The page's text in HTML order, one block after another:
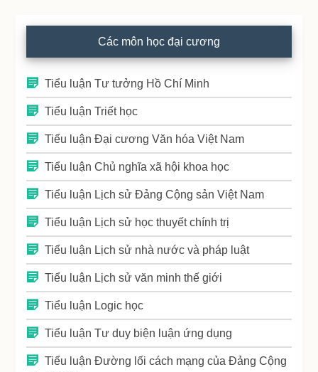
Các môn học đại cương
Tiểu luận Tư tưởng Hồ Chí Minh
Tiểu luận Triết học
Tiểu luận Đại cương Văn hóa Việt Nam
Tiểu luận Chủ nghĩa xã hội khoa học
Tiểu luận Lịch sử Đảng Cộng sản Việt Nam
Tiểu luận Lịch sử học thuyết chính trị
Tiểu luận Lịch sử nhà nước và pháp luật
Tiểu luận Lịch sử văn minh thế giới
Tiểu luận Logic học
Tiểu luận Tư duy biện luận ứng dụng
Tiểu luận Đường lối cách mạng của Đảng Cộng